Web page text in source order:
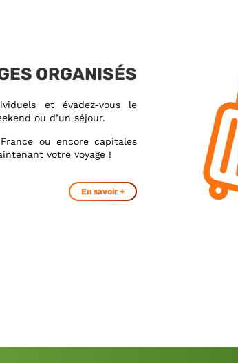
ORGANISÉS
et évadez-vous le
ou d’un séjour.
ou encore capitales
votre voyage !
En savoir +